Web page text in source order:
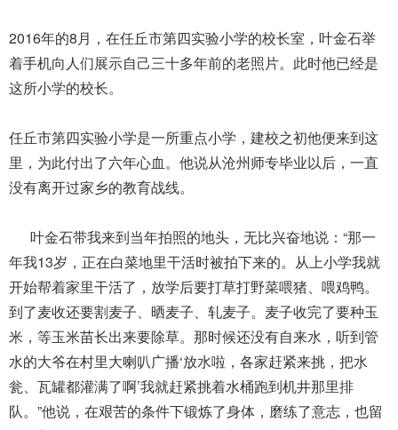
2016年的8月，在任丘市第四实验小学的校长室，叶金石举
着手机向人们展示自己三十多年前的老照片。此时他已经是
这所小学的校长。
任丘市第四实验小学是一所重点小学，建校之初他便来到这
里，为此付出了六年心血。他说从沧州师专毕业以后，一直
没有离开过家乡的教育战线。
叶金石带我来到当年拍照的地头，无比兴奋地说：“那一
年我13岁，正在白菜地里干活时被拍下来的。从上小学我就
开始帮着家里干活了，放学后要打草打野菜喂猪、喂鸡鸭。
到了麦收还要割麦子、晒麦子、轧麦子。麦子收完了要种玉
米，等玉米苗长出来要除草。那时候还没有自来水，听到管
水的大爷在村里大喇叭广播‘放水啦，各家赶紧来挑，把水
瓮、瓦罐都灌满了啊’我就赶紧挑着水桶跑到机井那里排
队。”他说，在艰苦的条件下锻炼了身体，磨练了意志，也留